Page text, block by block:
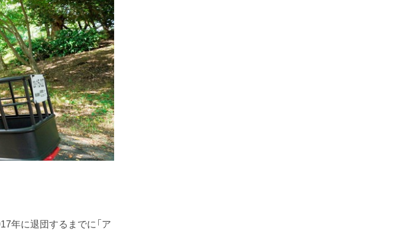
年に退団するまでに「ア